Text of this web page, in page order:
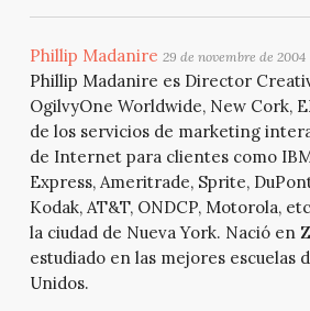
Phillip Madanire 29 de novembre de 2004
Phillip Madanire es Director
OgilvyOne Worldwide, New Cork,
de los servicios de marketing
de Internet para clientes como
Express, Ameritrade, Sprite,
Kodak, AT&T, ONDCP, Motorola,
la ciudad de Nueva York. Nació en
estudiado en las mejores escuelas
Unidos.